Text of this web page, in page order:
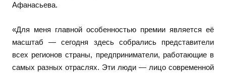
Афанасьева.
«Для меня главной особенностью премии является её
масштаб — сегодня здесь собрались представители
всех регионов страны, предприниматели, работающие в
самых разных отраслях. Эти люди — лицо современной